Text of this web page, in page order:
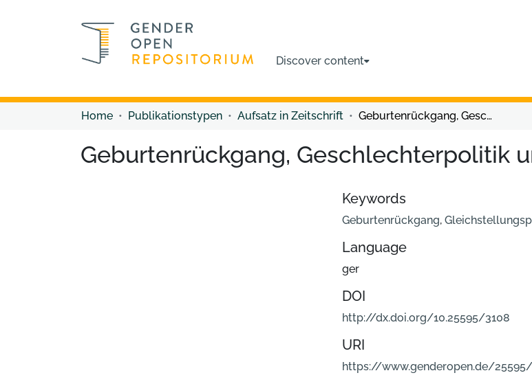
Discover content
Home Publikationstypen Aufsatz in Zeitschrift Geburtenrückgang, Geschlechterpolitik und politische Steuerung
Geburtenrückgang, Geschlechterpolitik
Keywords
Geburtenrückgang,
Language
ger
DOI
http://dx.doi.org/10.25595/3108
URI
https://www.genderopen.de/25595/